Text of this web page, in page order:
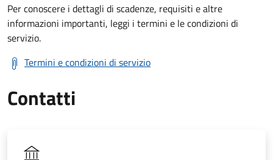
Per conoscere i dettagli di scadenze, requisiti e altre
informazioni importanti, leggi i termini e le condizioni di
servizio.
Termini e condizioni di servizio
Contatti